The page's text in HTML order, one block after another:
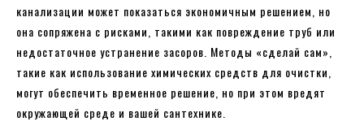
канализации может показаться экономичным решением, но
она сопряжена с рисками, такими как повреждение труб или
недостаточное устранение засоров. Методы «сделай сам»,
такие как использование химических средств для очистки,
могут обеспечить временное решение, но при этом вредят
окружающей среде и вашей сантехнике.